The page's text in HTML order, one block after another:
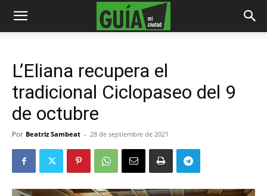
L’Eliana recupera el
tradicional Ciclopaseo del 9
de octubre
Por Beatriz Sambeat - 28 de septiembre de 2021